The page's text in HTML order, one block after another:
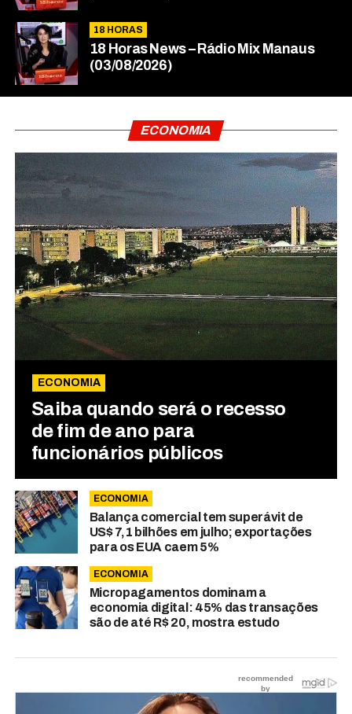
18 HORAS
18 Horas News​​​​​​​​​​​​ – Rádio Mix Manaus
(03/08/2026)
ECONOMIA
ECONOMIA
Saiba quando será o recesso
de fim de ano para
funcionários públicos
ECONOMIA
Balança comercial tem superávit de
US$ 7,1 bilhões em julho; exportações
para os EUA caem 5%
ECONOMIA
Micropagamentos dominam a
economia digital: 45% das transações
são de até R$ 20, mostra estudo